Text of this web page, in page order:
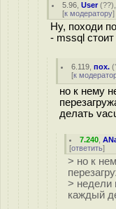
5.96 ,User(??
[к модератору]
Ну, походи
- mssql
6.119 ,пох. (
[к
но к нему
делать
7.240 ,
[ответить]
> но к
> недели
каждый